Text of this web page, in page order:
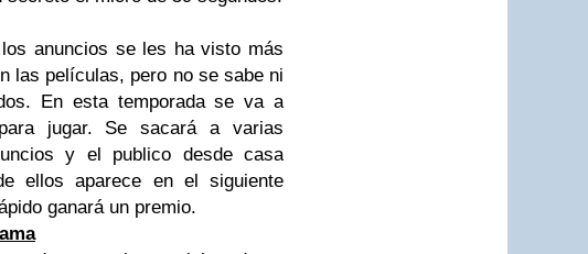
anuncios se les ha visto más
las películas, pero no se sabe ni
En esta temporada se va a
jugar. Se sacará a varias
y el publico desde casa
ellos aparece en el siguiente
ganará un premio.